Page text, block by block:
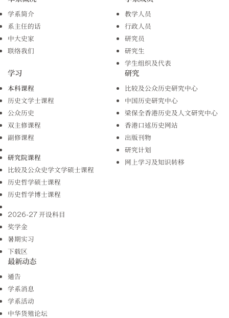
学系简介
系主任的话
中大史家
联络我们
教学人员
行政人员
研究员
研究生
学生组织及代表
学习
本科课程
历史文学士课程
公众历史
双主修课程
副修课程
研究院课程
比较及公众史学文学硕士课程
历史哲学硕士课程
历史哲学博士课程
2026-27 开设科目
奖学金
暑期实习
下载区
研究
比较及公众历史研究中心
中国历史研究中心
梁保全香港历史及人文研究中心
香港口述历史网站
出版刊物
研究计划
网上学习及知识转移
最新动态
通告
学系消息
学系活动
中华货殖论坛